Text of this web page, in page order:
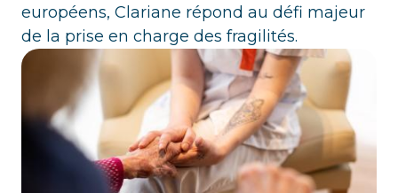
européens, Clariane répond au défi majeur
de la prise en charge des fragilités.